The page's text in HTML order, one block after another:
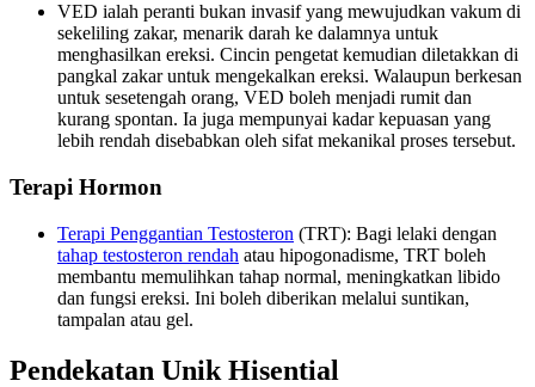
VED ialah peranti bukan invasif yang mewujudkan vakum di
sekeliling zakar, menarik darah ke dalamnya untuk
menghasilkan ereksi. Cincin pengetat kemudian diletakkan di
pangkal zakar untuk mengekalkan ereksi. Walaupun berkesan
untuk sesetengah orang, VED boleh menjadi rumit dan
kurang spontan. Ia juga mempunyai kadar kepuasan yang
lebih rendah disebabkan oleh sifat mekanikal proses tersebut.
Terapi Hormon
Terapi Penggantian Testosteron (TRT): Bagi lelaki dengan
tahap testosteron rendah atau hipogonadisme, TRT boleh
membantu memulihkan tahap normal, meningkatkan libido
dan fungsi ereksi. Ini boleh diberikan melalui suntikan,
tampalan atau gel.
Pendekatan Unik Hisential